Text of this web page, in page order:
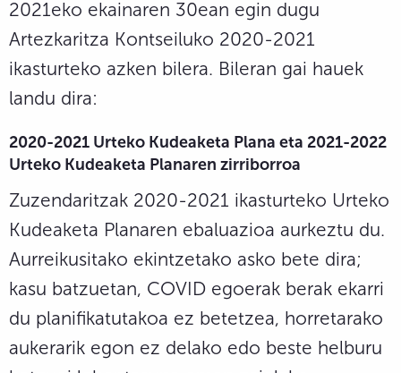
2021eko ekainaren 30ean egin dugu
Artezkaritza Kontseiluko 2020-2021
ikasturteko azken bilera. Bileran gai hauek
landu dira:
2020-2021 Urteko Kudeaketa Plana eta 2021-2022
Urteko Kudeaketa Planaren zirriborroa
Zuzendaritzak 2020-2021 ikasturteko Urteko
Kudeaketa Planaren ebaluazioa aurkeztu du.
Aurreikusitako ekintzetako asko bete dira;
kasu batzuetan, COVID egoerak berak ekarri
du planifikatutakoa ez betetzea, horretarako
aukerarik egon ez delako edo beste helburu